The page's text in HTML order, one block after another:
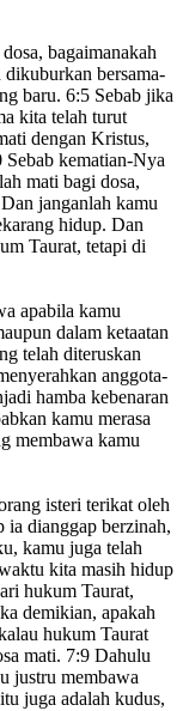
, bagaimanakah
bersama-
baru. 6:5 Sebab jika
kita telah turut
dengan Kristus,
Sebab kematian-Nya
mati bagi dosa,
Dan janganlah kamu
hidup. Dan
Taurat, tetapi di
apabila kamu
dalam ketaatan
telah diteruskan
anggota-
hamba kebenaran
kamu merasa
membawa kamu
isteri terikat oleh
ia dianggap berzinah,
kamu juga telah
kita masih hidup
hukum Taurat,
demikian, apakah
hukum Taurat
mati. 7:9 Dahulu
justru membawa
juga adalah kudus,